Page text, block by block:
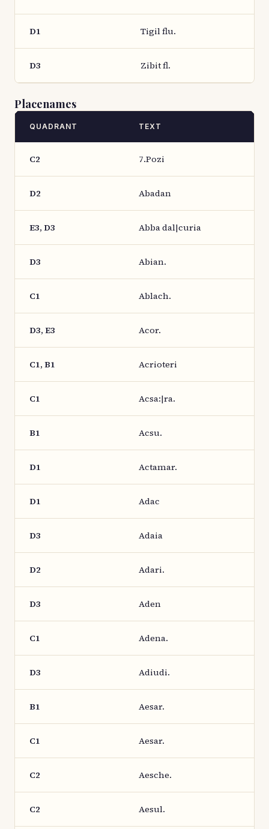
D1 Tigil flu.
D3 Zibit fl.
Placenames
QUADRANT TEXT
C2 7.Pozi
D2 Abadan
E3, D3 Abba dal|curia
D3 Abian.
C1 Ablach.
D3, E3 Acor.
C1, B1 Acrioteri
C1 Acsa:|ra.
B1 Acsu.
D1 Actamar.
D1 Adac
D3 Adaia
D2 Adari.
D3 Aden
C1 Adena.
D3 Adiudi.
B1 Aesar.
C1 Aesar.
C2 Aesche.
C2 Aesul.